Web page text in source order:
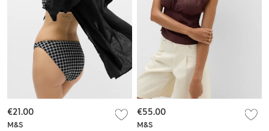
M&S
€21.00
M&S
€55.00